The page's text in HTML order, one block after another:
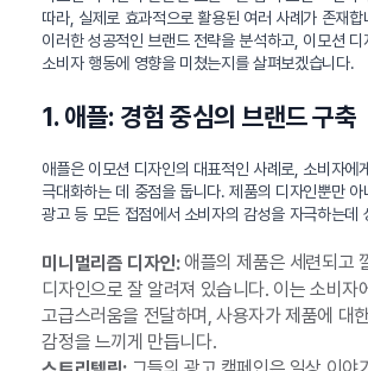
따라, 실제로 효과적으로 활용된 여러 사례가 존재
이러한 성공적인 브랜드 전략을 분석하고, 이모션 디
소비자 행동에 영향을 미쳤는지를 살펴보겠습니다.
1. 애플: 경험 중심의 브랜드 구축
애플은 이모션 디자인의 대표적인 사례로, 소비자에
극대화하는 데 중점을 둡니다. 제품의 디자인뿐만
광고 등 모든 접점에서 소비자의 감성을 자극하는데
미니멀리즘 디자인:애플의 제품은 세련되고
디자인으로 잘 알려져 있습니다. 이는 소비자
고급스러움을 전달하며, 사용자가 제품에 대
감정을 느끼게 만듭니다.